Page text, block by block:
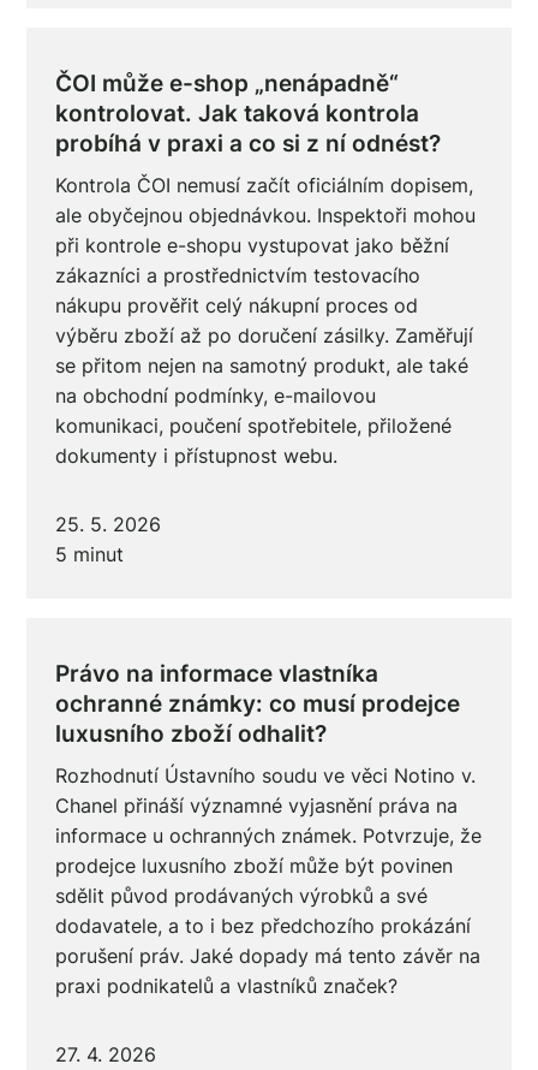
ČOI může e-shop „nenápadně“
kontrolovat. Jak taková kontrola
probíhá v praxi a co si z ní odnést?
Kontrola ČOI nemusí začít oficiálním dopisem,
ale obyčejnou objednávkou. Inspektoři mohou
při kontrole e-shopu vystupovat jako běžní
zákazníci a prostřednictvím testovacího
nákupu prověřit celý nákupní proces od
výběru zboží až po doručení zásilky. Zaměřují
se přitom nejen na samotný produkt, ale také
na obchodní podmínky, e-mailovou
komunikaci, poučení spotřebitele, přiložené
dokumenty i přístupnost webu.
25. 5. 2026
5 minut
Právo na informace vlastníka
ochranné známky: co musí prodejce
luxusního zboží odhalit?
Rozhodnutí Ústavního soudu ve věci Notino v.
Chanel přináší významné vyjasnění práva na
informace u ochranných známek. Potvrzuje, že
prodejce luxusního zboží může být povinen
sdělit původ prodávaných výrobků a své
dodavatele, a to i bez předchozího prokázání
porušení práv. Jaké dopady má tento závěr na
praxi podnikatelů a vlastníků značek?
27. 4. 2026